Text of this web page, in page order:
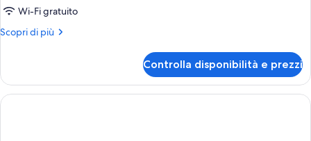
Wi-Fi gratuito
Scopri di più
Altri
Controlla disponibilità e prezzi